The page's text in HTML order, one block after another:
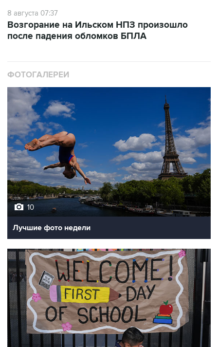
8 августа 07:37
Возгорание на Ильском НПЗ произошло
после падения обломков БПЛА
ФОТОГАЛЕРЕИ
10
Лучшие фото недели